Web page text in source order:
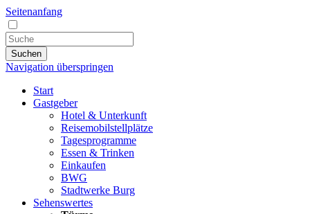
Seitenanfang
Suchen
Navigation überspringen
Start
Gastgeber
Hotel & Unterkunft
Reisemobilstellplätze
Tagesprogramme
Essen & Trinken
Einkaufen
BWG
Stadtwerke Burg
Sehenswertes